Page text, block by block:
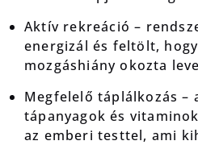
Aktív rekreáció –
energizál és feltölt,
mozgáshiány okozta
Megfelelő táplálkozás –
tápanyagok és
az emberi testtel, ami